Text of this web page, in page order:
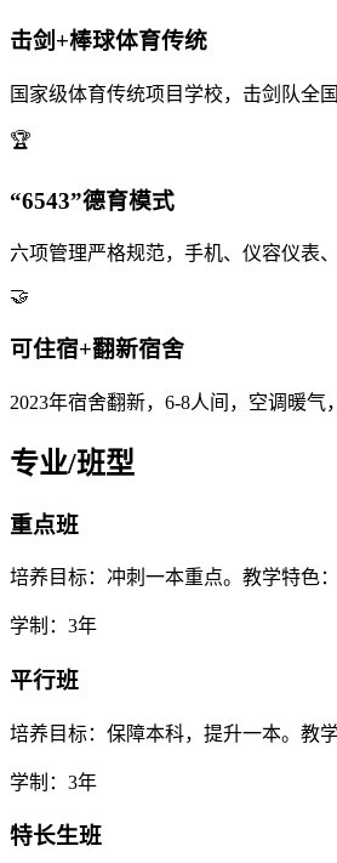
击剑+棒球体育传统
国家级体育传统项目学校，击剑队全
🏆
“6543”德育模式
六项管理严格规范，手机、仪容仪表
🤝
可住宿+翻新宿舍
2023年宿舍翻新，6-8人间，空调暖
专业/班型
重点班
培养目标：冲刺一本重点。教学特色
学制：3年
平行班
培养目标：保障本科，提升一本。教
学制：3年
特长生班